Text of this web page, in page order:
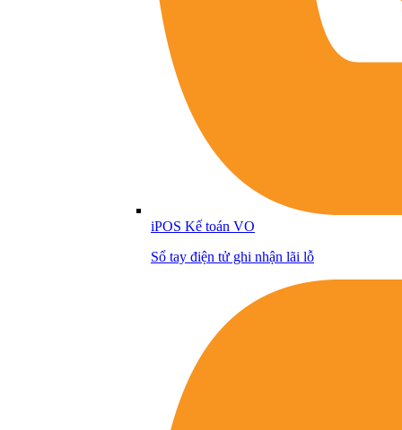
iPOS Kế toán VO
Sổ tay điện tử ghi nhận lãi lỗ